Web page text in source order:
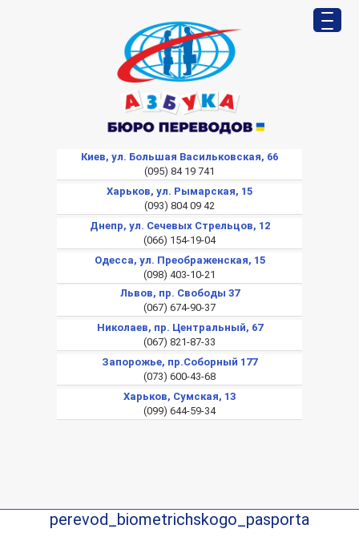
Киев, ул. Большая Васильковская, 66
(095) 84 19 741
Харьков, ул. Рымарская, 15
(093) 804 09 42
Днепр, ул. Сечевых Стрельцов, 12
(066) 154-19-04
Одесса, ул. Преображенская, 15
(098) 403-10-21
Львов, пр. Свободы 37
(067) 674-90-37
Николаев, пр. Центральный, 67
(067) 821-87-33
Запорожье, пр.Соборный 177
(073) 600-43-68
Харьков, Сумская, 13
(099) 644-59-34
perevod_biometrichskogo_pasporta